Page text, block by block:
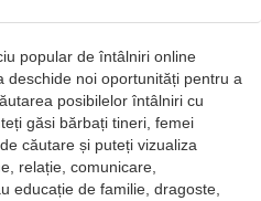
popular de întâlniri online
deschide noi oportunități pentru a
posibilelor întâlniri cu
găsi bărbați tineri, femei
căutare și puteți vizualiza
relație, comunicare,
educație de familie, dragoste,